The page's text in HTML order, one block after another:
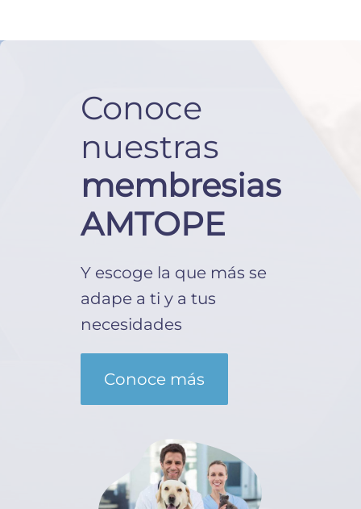
Conoce
nuestras
membresias
AMTOPE
Y escoge la que más se
adape a ti y a tus
necesidades
Conoce más